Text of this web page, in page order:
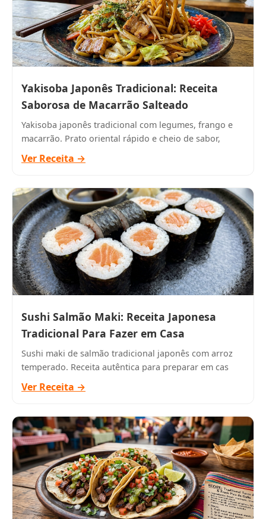
Yakisoba Japonês Tradicional: Receita
Saborosa de Macarrão Salteado
Yakisoba japonês tradicional com legumes, frango e
macarrão. Prato oriental rápido e cheio de sabor,
Ver Receita →
Sushi Salmão Maki: Receita Japonesa
Tradicional Para Fazer em Casa
Sushi maki de salmão tradicional japonês com arroz
temperado. Receita autêntica para preparar em cas
Ver Receita →